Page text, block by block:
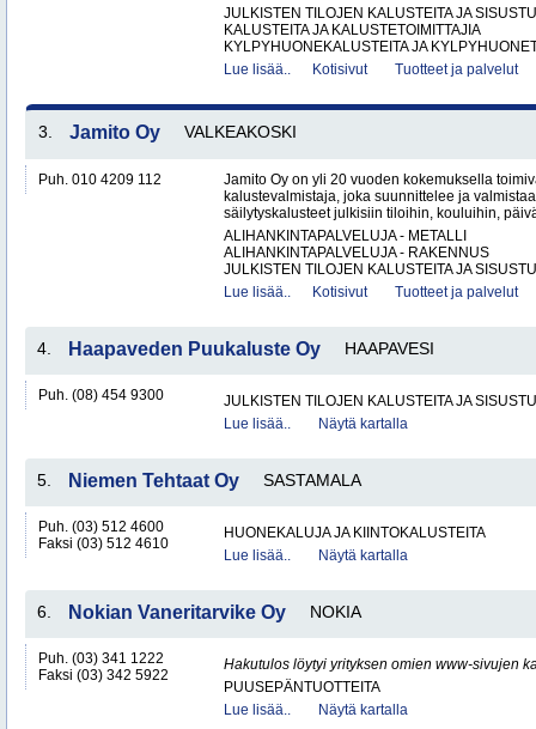
JULKISTEN TILOJEN KALUSTEITA JA
KALUSTEITA JA KALUSTETOIMITTAJIA
KYLPYHUONEKALUSTEITA JA
Lue lisää..
Kotisivut Tuotteet ja palvelut
3. Jamito Oy VALKEAKOSKI
Puh. 010 4209 112
Jamito Oy on yli 20 vuoden kokemuksella
kalustevalmistaja, joka suunnittelee ja
säilytyskalusteet julkisiin tiloihin, kouluihin,
ALIHANKINTAPALVELUJA - METALLI
ALIHANKINTAPALVELUJA - RAKENNUS
JULKISTEN TILOJEN KALUSTEITA JA
Lue lisää..
Kotisivut Tuotteet ja palvelut
4. Haapaveden Puukaluste Oy HAAPAVESI
Puh. (08) 454 9300
JULKISTEN TILOJEN KALUSTEITA JA
Lue lisää..
Näytä kartalla
5. Niemen Tehtaat Oy SASTAMALA
Puh. (03) 512 4600
Faksi (03) 512 4610
HUONEKALUJA JA KIINTOKALUSTEITA
Lue lisää..
Näytä kartalla
6. Nokian Vaneritarvike Oy NOKIA
Puh. (03) 341 1222
Faksi (03) 342 5922
Hakutulos löytyi yrityksen omien www-sivujen
PUUSEPÄNTUOTTEITA
Lue lisää..
Näytä kartalla